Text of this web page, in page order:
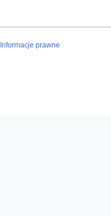
Informacje prawne